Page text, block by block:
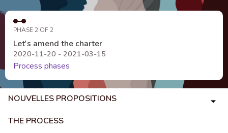
PHASE 2 OF 2
Let's amend the charter
2020-11-20 - 2021-03-15
Process phases
NOUVELLES PROPOSITIONS
THE PROCESS